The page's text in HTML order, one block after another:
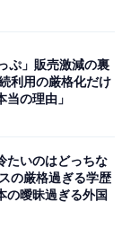
アーティスト」
（ 「GRe4N
ぷ」販売激減の裏
利用の厳格化だけ
当の理由」
たいのはどっちな
の厳格過ぎる学歴
の曖昧過ぎる外国